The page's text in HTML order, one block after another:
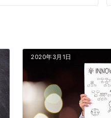
2020年3月1日